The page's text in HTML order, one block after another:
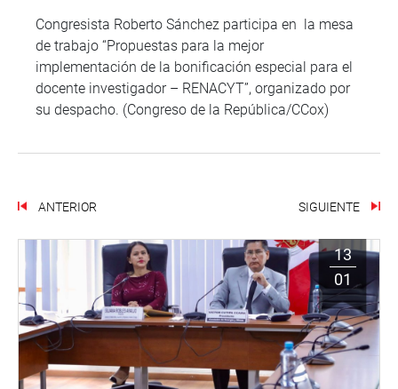
Congresista Roberto Sánchez participa en la mesa
de trabajo “Propuestas para la mejor
implementación de la bonificación especial para el
docente investigador – RENACYT”, organizado por
su despacho. (Congreso de la República/CCox)
ANTERIOR SIGUIENTE
13
01